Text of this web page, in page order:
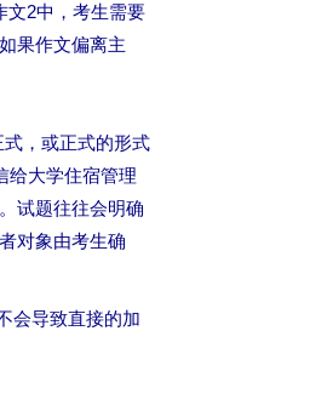
文2中，考生需要
果作文偏离主
，或正式的形式
给大学住宿管理
试题往往会明确
对象由考生确
会导致直接的加